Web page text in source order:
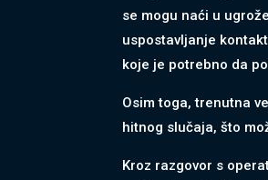
se mogu naći u
uspostavljanje
koje je potrebno da
Osim toga, trenutna
hitnog slučaja, što
Kroz razgovor s